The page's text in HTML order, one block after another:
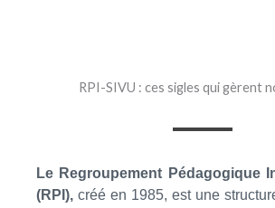
RPI-SIVU : ces sigles qui gèrent
Le Regroupement Pédagogique
(RPI), créé en 1985, est une